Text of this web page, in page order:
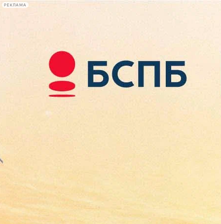
РЕКЛАМА
Сегодня:
2026.08.08
16:52
Афиша Plus